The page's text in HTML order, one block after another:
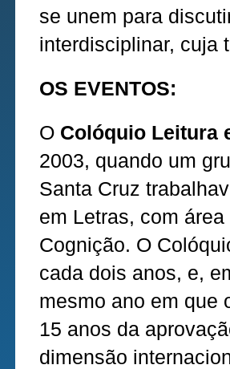
se unem para
interdisciplinar, cuja
OS EVENTOS:
O Colóquio Leitura
2003, quando um
Santa Cruz
em Letras, com
Cognição. O
cada dois anos, e,
mesmo ano em que
15 anos da
dimensão